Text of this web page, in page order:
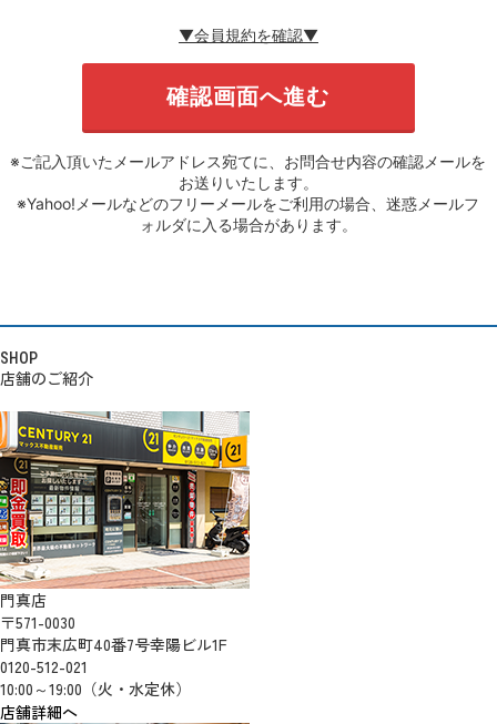
▼会員規約を確認▼
※ご記入頂いたメールアドレス宛てに、お問合せ内容の確認メールを
お送りいたします。
※Yahoo!メールなどのフリーメールをご利用の場合、迷惑メールフ
ォルダに入る場合があります。
SHOP
店舗のご紹介
門真店
〒571-0030
門真市末広町40番7号幸陽ビル1F
0120-512-021
10:00～19:00（火・水定休）
店舗詳細へ